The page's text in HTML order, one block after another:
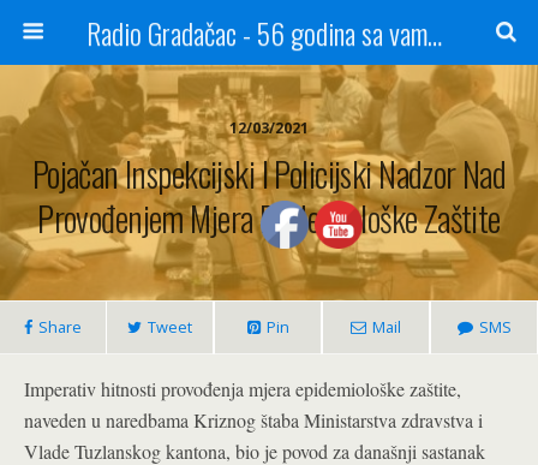
Radio Gradačac - 56 godina sa vama...
12/03/2021
Pojačan Inspekcijski I Policijski Nadzor Nad
Provođenjem Mjera Epidemiološke Zaštite
Share Tweet Pin Mail SMS
Imperativ hitnosti provođenja mjera epidemiološke zaštite,
naveden u naredbama Kriznog štaba Ministarstva zdravstva i
Vlade Tuzlanskog kantona, bio je povod za današnji sastanak